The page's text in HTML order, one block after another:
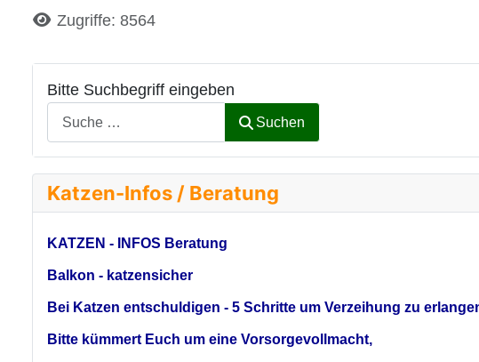
Bitte Suchbegriff eingeben
Suchen
Katzen-Infos / Beratung
KATZEN - INFOS Beratung
Balkon - katzensicher
Bei Katzen entschuldigen - 5 Schritte um Verzeihung zu
Bitte kümmert Euch um eine Vorsorgevollmacht,
DetailsZugriffe: 8564